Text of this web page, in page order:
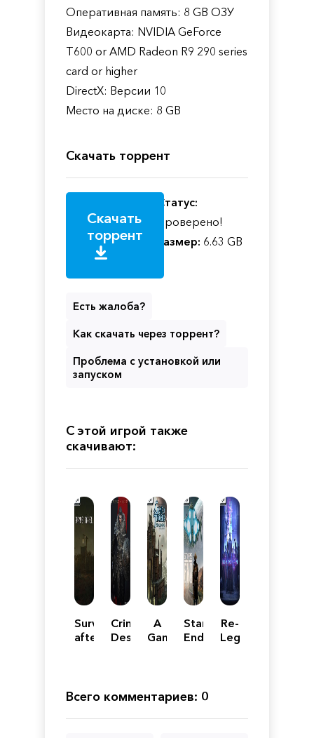
Оперативная память: 8 GB ОЗУ
Видеокарта: NVIDIA GeForce
T600 or AMD Radeon R9 290 series
card or higher
DirectX: Версии 10
Место на диске: 8 GB
Скачать торрент
Скачать
торрент
Статус:
Проверено!
Размер: 6.63 GB
Есть жалоба?
Как скачать через торрент?
Проблема с установкой или
запуском
С этой игрой также
скачивают:
Survive
after
Crimson
Desert
A
Game
Board
Game
-
Stars
End
Re-
Legion
Всего комментариев: 0